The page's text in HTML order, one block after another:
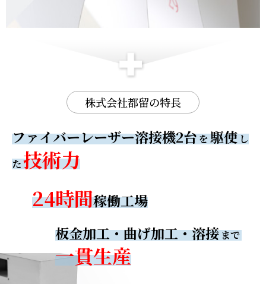
株式会社都留の特長
ファイバーレーザー溶接機2台を駆使し
た技術力
24時間稼働工場
板金加工・曲げ加工・溶接まで
一貫生産